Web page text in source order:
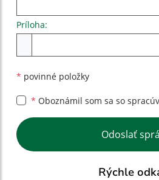
Príloha:
* povinné položky
* Oboznámil som sa so
Google reCaptcha Response
Odoslať
Rýchle